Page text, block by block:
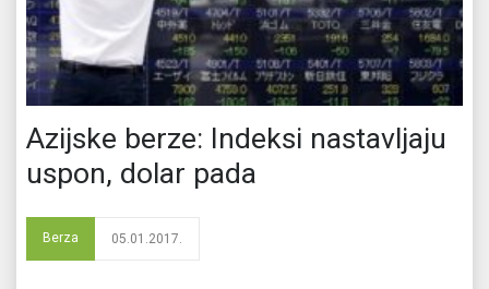
Azijske berze: Indeksi nastavljaju
uspon, dolar pada
Berza 05.01.2017.